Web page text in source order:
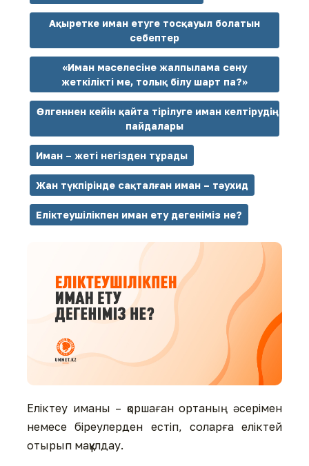
Ақыретке иман етуге тосқауыл болатын
себептер
«Иман мәселесіне жалпылама сену
жеткілікті ме, толық білу шарт па?»
Өлгеннен кейін қайта тірілуге иман келтірудің
пайдалары
Иман – жеті негізден тұрады
Жан түкпірінде сақталған иман – тәухид
Еліктеушілікпен иман ету дегеніміз не?
Еліктеу иманы – қоршаған ортаның әсерімен
немесе біреулерден естіп, соларға еліктей
отырып мақұлдау.